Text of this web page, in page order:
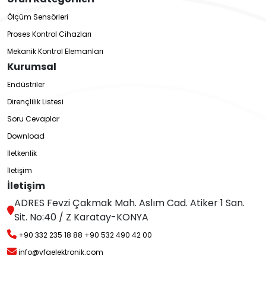
Ölçüm Sensörleri
Proses Kontrol Cihazları
Mekanik Kontrol Elemanları
Kurumsal
Endüstriler
Dirençlilik Listesi
Soru Cevaplar
Download
İletkenlik
İletişim
İletişim
ADRES Fevzi Çakmak Mah. Aslım Cad. Atiker 1 San.
Sit. No:40 / Z Karatay-KONYA
+90 332 235 18 88 +90 532 490 42 00
info@vfaelektronik.com